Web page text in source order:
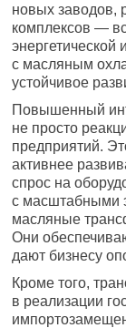
новых заводов,
комплексов —
с масляным
устойчивое
Повышенный
не просто
предприятий.
активнее
спрос на
с масштабными
масляные
Они
дают бизнесу
Кроме того,
в реализации